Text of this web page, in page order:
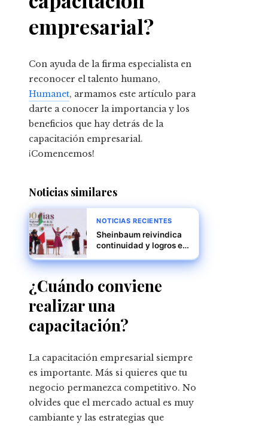
empresarial?
Con ayuda de la firma especialista en
reconocer el talento humano,
Humanet, armamos este artículo para
darte a conocer la importancia y los
beneficios que hay detrás de la
capacitación empresarial.
¡Comencemos!
Noticias similares
NOTICIAS RECIENTES
Sheinbaum reivindica
continuidad y logros en
ante miles en el Zócalo
¿Cuándo conviene
realizar una
capacitación?
La capacitación empresarial siempre
es importante. Más si quieres que tu
negocio permanezca competitivo. No
olvides que el mercado actual es muy
cambiante y las estrategias que